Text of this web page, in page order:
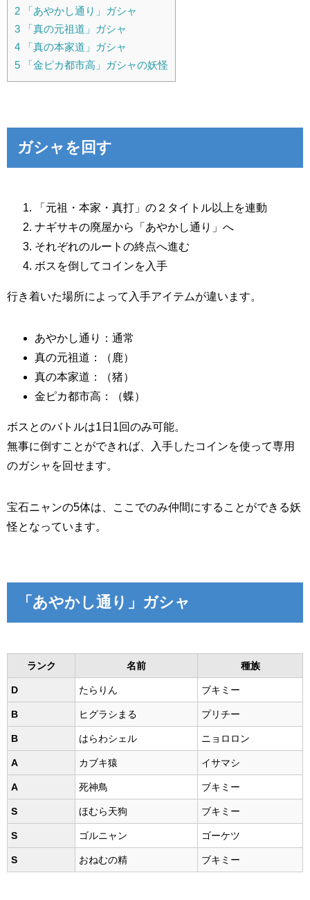
2 「あやかし通り」ガシャ
3 「真の元祖道」ガシャ
4 「真の本家道」ガシャ
5 「金ピカ都市高」ガシャの妖怪
ガシャを回す
「元祖・本家・真打」の２タイトル以上を連動
ナギサキの廃屋から「あやかし通り」へ
それぞれのルートの終点へ進む
ボスを倒してコインを入手
行き着いた場所によって入手アイテムが違います。
あやかし通り：通常
真の元祖道：（鹿）
真の本家道：（猪）
金ピカ都市高：（蝶）
ボスとのバトルは1日1回のみ可能。
無事に倒すことができれば、入手したコインを使って専用
のガシャを回せます。
宝石ニャンの5体は、ここでのみ仲間にすることができる妖
怪となっています。
「あやかし通り」ガシャ
ランク 名前 種族
D たらりん ブキミー
B ヒグラシまる プリチー
B はらわシェル ニョロロン
A カブキ猿 イサマシ
A 死神鳥 ブキミー
S ほむら天狗 ブキミー
S ゴルニャン ゴーケツ
S おねむの精 ブキミー